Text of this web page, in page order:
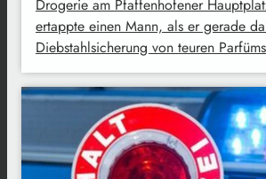
Drogerie am Pfaffenhofener
ertappte einen Mann, als er gerade
Diebstahlsicherung von teuren